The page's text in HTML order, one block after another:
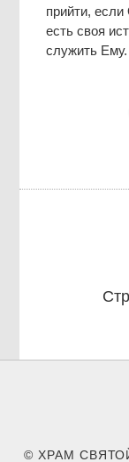
прийти,
есть своя
служить
© ХРАМ